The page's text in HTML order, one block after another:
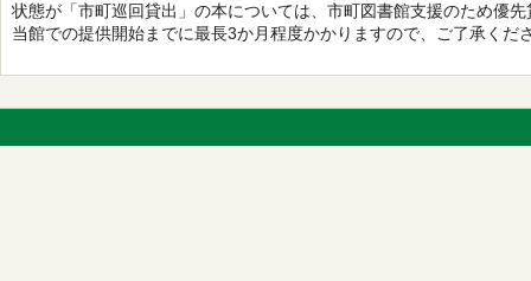
状態が「市町巡回貸出」の本については、市町図書館支援のため優
当館での提供開始までに最長3か月程度かかりますので、ご了承くだ